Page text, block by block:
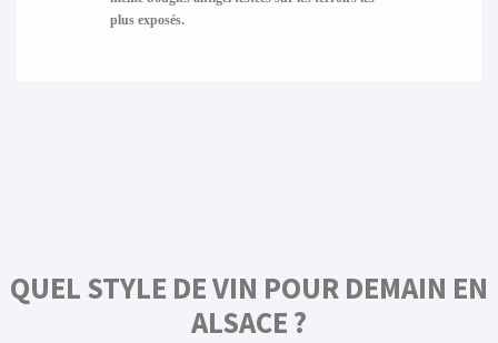
plus exposés.
QUEL STYLE DE VIN POUR DEMAIN EN
ALSACE ?